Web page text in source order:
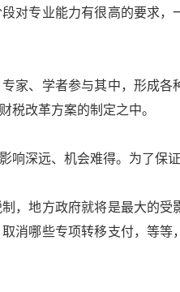
专业能力有很高的要求，
、学者参与其中，形成各
税改革方案的制定之中。
深远、机会难得。为了保证
地方政府就将是最大的受
消哪些专项转移支付，等